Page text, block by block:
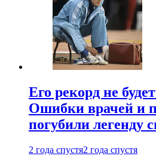
Его рекорд не
Ошибки врачей и
погубили легенду
2 года спустя2 года спустя